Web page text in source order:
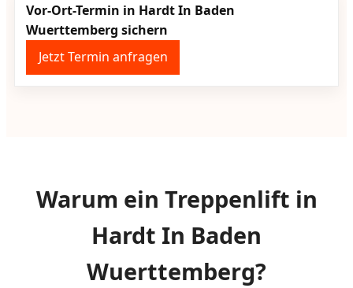
Vor-Ort-Termin in Hardt In Baden
Wuerttemberg sichern
Jetzt Termin anfragen
Warum ein Treppenlift in
Hardt In Baden
Wuerttemberg?